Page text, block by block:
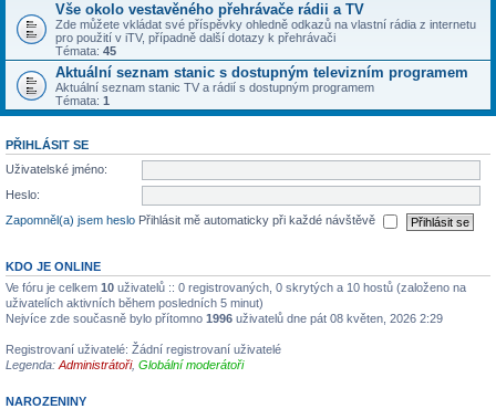
Vše okolo vestavěného přehrávače rádii a TV
Zde můžete vkládat své příspěvky ohledně odkazů na vlastní rádia z internetu
pro použití v iTV, případně další dotazy k přehrávači
Témata: 45
Aktuální seznam stanic s dostupným televizním programem
Aktuální seznam stanic TV a rádií s dostupným programem
Témata: 1
PŘIHLÁSIT SE
Uživatelské jméno:
Heslo:
Zapomněl(a) jsem heslo Přihlásit mě automaticky při každé návštěvě
KDO JE ONLINE
Ve fóru je celkem 10 uživatelů :: 0 registrovaných, 0 skrytých a 10 hostů (založeno na
uživatelích aktivních během posledních 5 minut)
Nejvíce zde současně bylo přítomno 1996 uživatelů dne pát 08 květen, 2026 2:29
Registrovaní uživatelé: Žádní registrovaní uživatelé
Legenda: Administrátoři, Globální moderátoři
NAROZENINY